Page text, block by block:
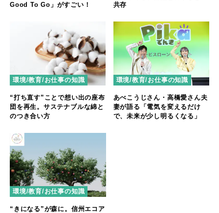
Good To Go」がすごい！
共存
環境/教育/お仕事の知識
“打ち直す”ことで想い出の座布
団を再生。サステナブルな綿と
のつき合い方
環境/教育/お仕事の知識
あべこうじさん・高橋愛さん夫
妻が語る「電気を変えるだけ
で、未来が少し明るくなる」
環境/教育/お仕事の知識
“きになる”が森に。信州エコア